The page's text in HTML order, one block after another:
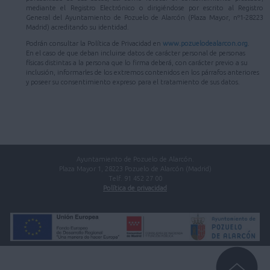
mediante el Registro Electrónico o dirigiéndose por escrito al Registro
General del Ayuntamiento de Pozuelo de Alarcón (Plaza Mayor, nº1-28223
Madrid) acreditando su identidad.
Podrán consultar la Política de Privacidad en www.pozuelodealarcon.org
En el caso de que deban incluirse datos de carácter personal de personas
físicas distintas a la persona que lo firma deberá, con carácter previo a su
inclusión, informarles de los extremos contenidos en los párrafos anteriores
y poseer su consentimiento expreso para el tratamiento de sus datos.
Ayuntamiento de Pozuelo de Alarcón.
Plaza Mayor 1, 28223 Pozuelo de Alarcón (Madrid)
Telf. 91 452 27 00
Política de privacidad